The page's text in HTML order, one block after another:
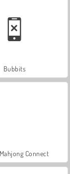
Bubbits
Connect